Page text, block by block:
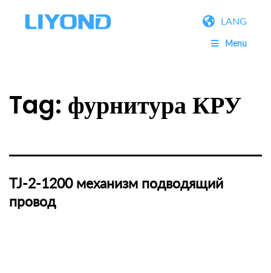
LANG
Menu
Tag: фурнитура КРУ
TJ-2-1200 механизм подводящий
провод